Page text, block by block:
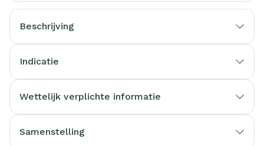
Beschrijving
Indicatie
Wettelijk verplichte informatie
Samenstelling